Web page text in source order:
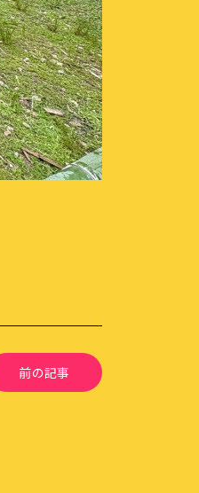
ブログ
イベント
スタッフ
前の記事